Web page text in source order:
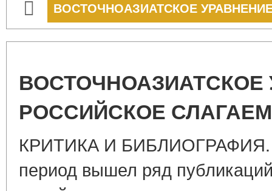
ВОСТОЧНОАЗИАТСКОЕ
ВОСТОЧНОАЗИАТСКОЕ
РОССИЙСКОЕ
КРИТИКА И БИБЛИОГРАФИЯ.
период вышел ряд